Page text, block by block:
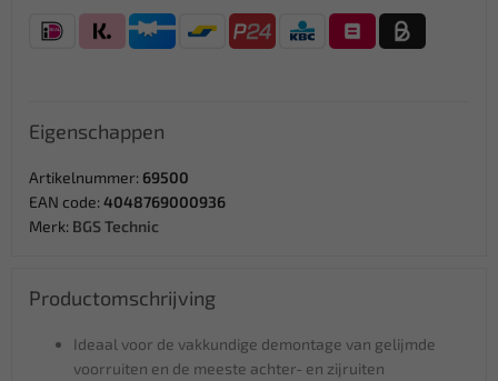
Eigenschappen
Artikelnummer: 69500
EAN code: 4048769000936
Merk: BGS Technic
Productomschrijving
Ideaal voor de vakkundige demontage van gelijmde
voorruiten en de meeste achter- en zijruiten